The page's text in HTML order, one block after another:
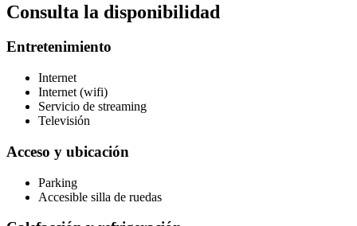
Consulta la disponibilidad
Entretenimiento
Internet
Internet (wifi)
Servicio de streaming
Televisión
Acceso y ubicación
Parking
Accesible silla de ruedas